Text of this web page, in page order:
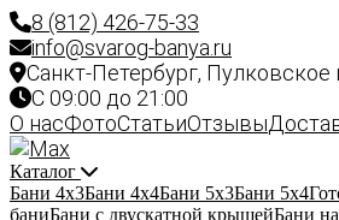
8 (812) 426-75-33
info@svarog-banya.ru
Санкт-Петербург,
C 09:00 до 21:00
О насФотоСтатьиОтзывы
Каталог
Бани 4х3Бани 4х4Бани 5х3Бани 5х4
баниБани с двускатной крышейБани